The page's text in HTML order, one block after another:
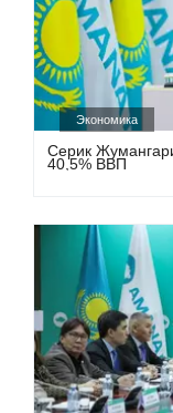
Экономика
Серик
40,5% ВВП